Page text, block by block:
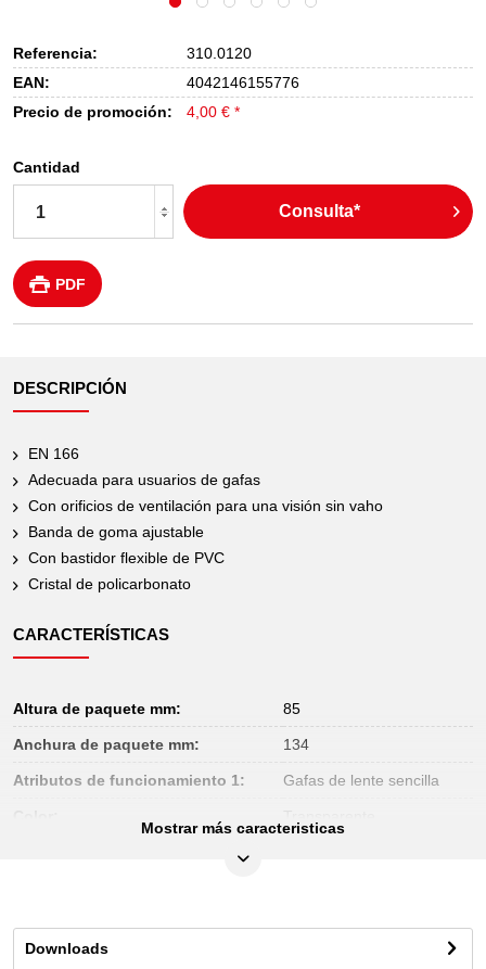
Referencia:
310.0120
EAN:
4042146155776
Precio de promoción:
4,00 € *
Cantidad
Consulta*
PDF
DESCRIPCIÓN
EN 166
Adecuada para usuarios de gafas
Con orificios de ventilación para una visión sin vaho
Banda de goma ajustable
Con bastidor flexible de PVC
Cristal de policarbonato
CARACTERÍSTICAS
Altura de paquete mm: 85
Anchura de paquete mm: 134
Atributos de funcionamiento 1: Gafas de lente sencilla
Norma:
Mostrar más caracteristicas
Downloads